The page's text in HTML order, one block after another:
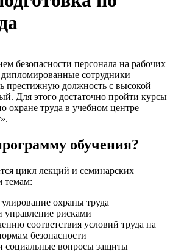
безопасности персонала на рабочих
сотрудники
престижную должность с высокой
Для этого достаточно пройти курсы
охране труда в учебном центре
обучения?
цикл лекций и семинарских
темам:
охраны труда
управление рисками
соответствия условий труда на
безопасности
социальные вопросы защиты